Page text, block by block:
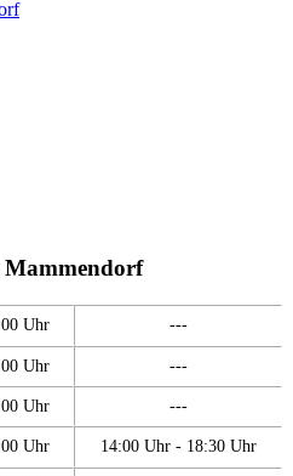
Mammendorf
Uhr ---
Uhr ---
Uhr ---
Uhr 14:00 Uhr - 18:30 Uhr